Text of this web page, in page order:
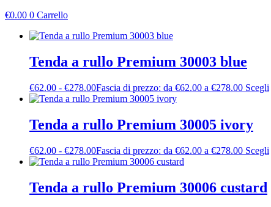
€0.00 0 Carrello
Tenda a rullo Premium 30003 blue
€62.00 - €278.00Fascia di prezzo: da €62.00 a €278.00 Scegli
Tenda a rullo Premium 30005 ivory
€62.00 - €278.00Fascia di prezzo: da €62.00 a €278.00 Scegli
Tenda a rullo Premium 30006 custard